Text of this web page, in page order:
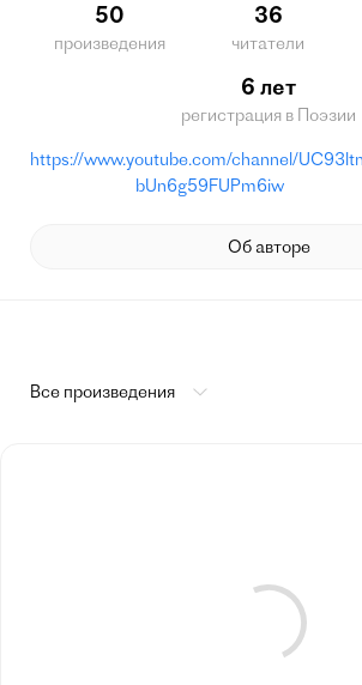
50
произведения
36
читатели
6 лет
регистрация в Поэзии
https://www.youtube.com/channel/
bUn6g59FUPm6iw
Об авторе
Все произведения